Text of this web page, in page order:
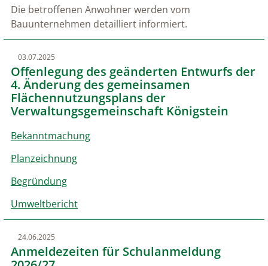
Die betroffenen Anwohner werden vom
Bauunternehmen detailliert informiert.
03.07.2025
Offenlegung des geänderten Entwurfs der
4. Änderung des gemeinsamen
Flächennutzungsplans der
Verwaltungsgemeinschaft Königstein
Bekanntmachung
Planzeichnung
Begründung
Umweltbericht
24.06.2025
Anmeldezeiten für Schulanmeldung